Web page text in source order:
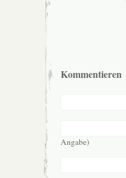
Kommentieren
Angabe)